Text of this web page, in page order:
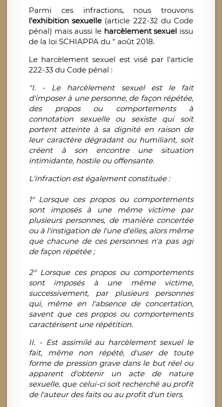
Parmi ces infractions, nous trouvons
l'exhibition sexuelle (article 222-32 du Code
pénal) mais aussi le harcèlement sexuel issu
de la loi SCHIAPPA du " août 2018.
Le harcèlement sexuel est visé par l'article
222-33 du Code pénal :
"I. - Le harcèlement sexuel est le fait
d'imposer à une personne, de façon répétée,
des propos ou comportements à
connotation sexuelle ou sexiste qui soit
portent atteinte à sa dignité en raison de
leur caractère dégradant ou humiliant, soit
créent à son encontre une situation
intimidante, hostile ou offensante.
L'infraction est également constituée :
1° Lorsque ces propos ou comportements
sont imposés à une même victime par
plusieurs personnes, de manière concertée
ou à l'instigation de l'une d'elles, alors même
que chacune de ces personnes n'a pas agi
de façon répétée ;
2° Lorsque ces propos ou comportements
sont imposés à une même victime,
successivement, par plusieurs personnes
qui, même en l'absence de concertation,
savent que ces propos ou comportements
caractérisent une répétition.
II. - Est assimilé au harcèlement sexuel le
fait, même non répété, d'user de toute
forme de pression grave dans le but réel ou
apparent d'obtenir un acte de nature
sexuelle, que celui-ci soit recherché au profit
de l'auteur des faits ou au profit d'un tiers.